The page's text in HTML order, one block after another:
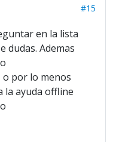
#15
en la lista
dudas. Ademas
por lo menos
la ayuda offline